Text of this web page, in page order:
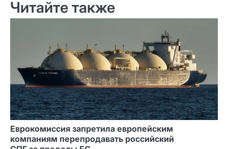
Читайте также
Еврокомиссия запретила европейским
компаниям перепродавать российский